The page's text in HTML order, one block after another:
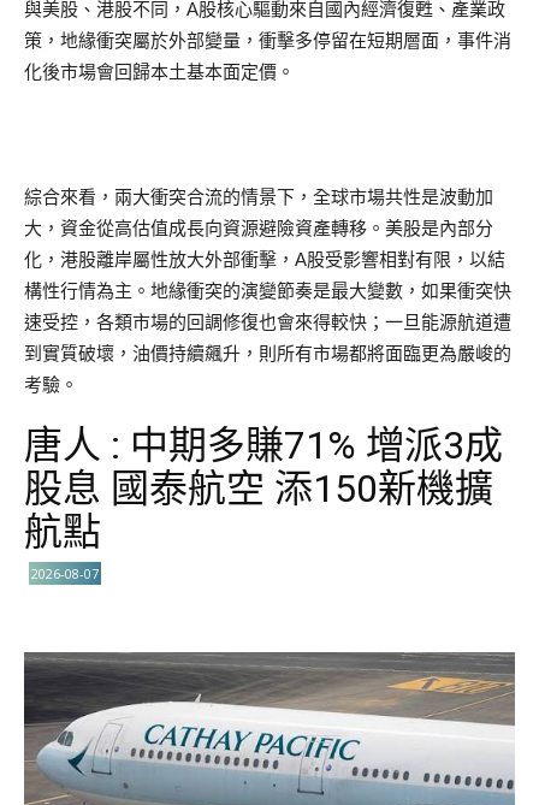
與美股、港股不同，A股核心驅動來自國內經濟復甦、產業政
策，地緣衝突屬於外部變量，衝擊多停留在短期層面，事件消
化後市場會回歸本土基本面定價。
綜合來看，兩大衝突合流的情景下，全球市場共性是波動加
大，資金從高估值成長向資源避險資產轉移。美股是內部分
化，港股離岸屬性放大外部衝擊，A股受影響相對有限，以結
構性行情為主。地緣衝突的演變節奏是最大變數，如果衝突快
速受控，各類市場的回調修復也會來得較快；一旦能源航道遭
到實質破壞，油價持續飆升，則所有市場都將面臨更為嚴峻的
考驗。
唐人 : 中期多賺71% 增派3成
股息 國泰航空 添150新機擴
航點
2026-08-07